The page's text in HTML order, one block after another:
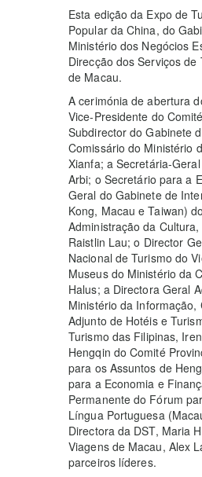
Esta edição da Expo de
Popular da China, do
Ministério dos Negócios
Direcção dos Serviços
de Macau.
A cerimónia de abertura
Vice-Presidente do
Subdirector do Gabinete
Comissário do Ministério
Xianfa; a Secretária-
Arbi; o Secretário para a
Geral do Gabinete de
Kong, Macau e Taiwan)
Administração da
Raistlin Lau; o Director
Nacional de Turismo do
Museus do Ministério da
Halus; a Directora Geral
Ministério da
Adjunto de Hotéis e
Turismo das Filipinas,
Hengqin do Comité
para os Assuntos de
para a Economia e
Permanente do Fórum
Língua Portuguesa
Directora da DST, Maria
Viagens de Macau, Alex
parceiros líderes.